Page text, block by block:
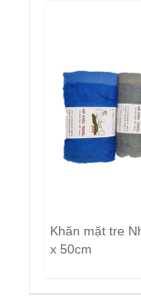
Khăn mặt tre
x 50cm